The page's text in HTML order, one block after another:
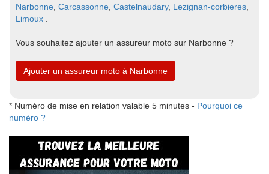
Narbonne Carcassonne Castelnaudary, Lezignan-corbieres
Limoux
Vous souhaitez ajouter un assureur moto sur Narbonne ?
Ajouter un assureur moto à Narbonne
* Numéro de mise en relation valable 5 minutes - Pourquoi ce
numéro ?